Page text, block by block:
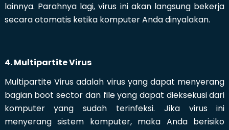
lainnya. Parahnya lagi, virus ini akan langsung bekerja
secara otomatis ketika komputer Anda dinyalakan.
4. Multipartite Virus
Multipartite Virus adalah virus yang dapat menyerang
bagian boot sector dan file yang dapat dieksekusi dari
komputer yang sudah terinfeksi. Jika virus ini
menyerang sistem komputer, maka Anda berisiko